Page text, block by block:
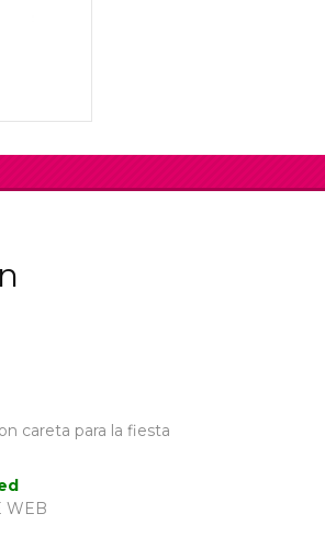
careta para la fiesta
WEB